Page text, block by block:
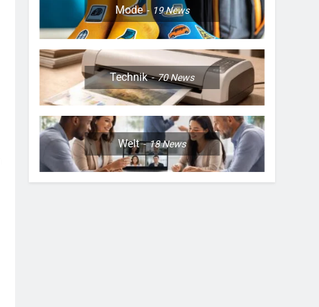
Mode 19News
Technik 70News
Welt 18News